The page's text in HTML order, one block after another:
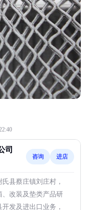
司
咨询 进店
县蔡庄镇刘庄村，
、改装及垫类产品研
发及进出口业务，